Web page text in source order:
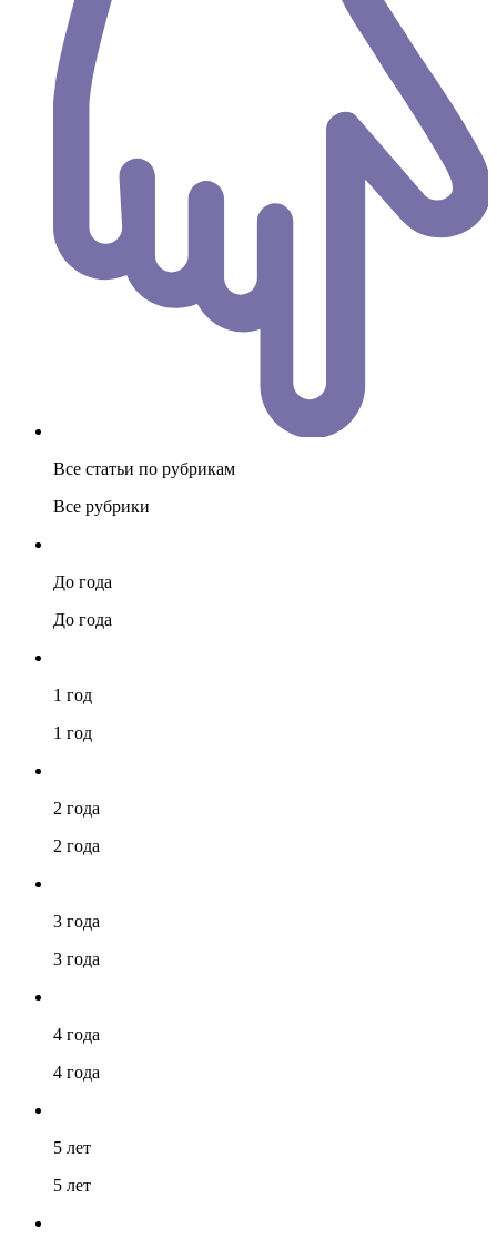
Все статьи по рубрикам
Все рубрики
До года
До года
1 год
1 год
2 года
2 года
3 года
3 года
4 года
4 года
5 лет
5 лет